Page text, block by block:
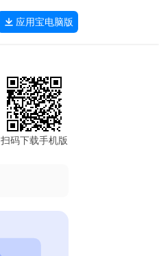
应用宝电脑版
扫码下载手机版